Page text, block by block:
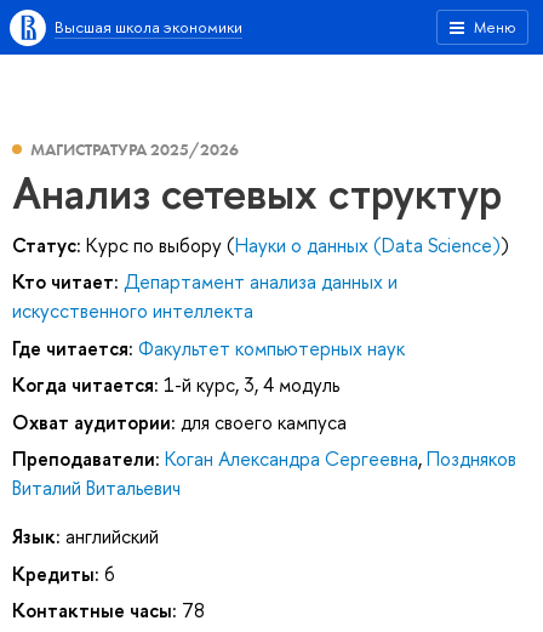
Меню
Высшая школа экономики
МАГИСТРАТУРА 2025/2026
Анализ сетевых структур
Статус: Курс по выбору (Науки о данных (Data Science))
Кто читает: Департамент анализа данных и
искусственного интеллекта
Где читается: Факультет компьютерных наук
Когда читается: 1-й курс, 3, 4 модуль
Охват аудитории: для своего кампуса
Преподаватели: Коган Александра Сергеевна,Поздняков
Виталий Витальевич
Язык: английский
Кредиты: 6
Контактные часы: 78